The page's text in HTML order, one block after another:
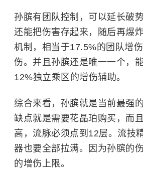
孙膑有团队控制，可以延长破
还能把伤害存起来，随后再爆
机制，相当于17.5%的团队增
伤。并且孙膑还是唯一一个，
12%独立乘区的增伤辅助。
综合来看，孙膑就是当前最强
缺点就是需要花晶珀购买，而
高，流脉必须点到12层。流技
器也要全部拉满。因为孙膑的
的增伤上限。